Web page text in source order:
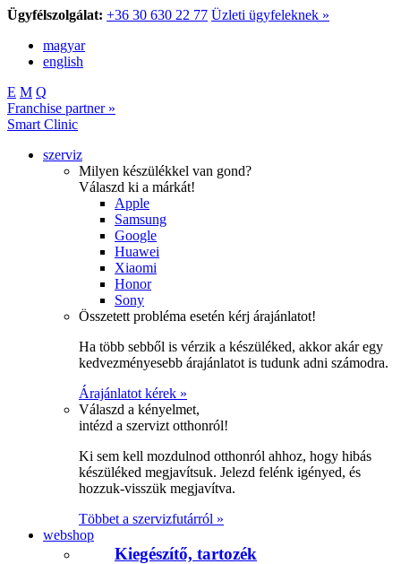
Ügyfélszolgálat: +36 30 630 22 77 Üzleti ügyfeleknek »
magyar
english
E M Q
Franchise partner »
Smart Clinic
szerviz
Milyen készülékkel van gond?
Válaszd ki a márkát!
Apple
Samsung
Google
Huawei
Xiaomi
Honor
Sony
Összetett probléma esetén kérj árajánlatot!
Ha több sebből is vérzik a készüléked, akkor akár egy
kedvezményesebb árajánlatot is tudunk adni számodra.
Árajánlatot kérek »
Válaszd a kényelmet,
intézd a szervizt otthonról!
Ki sem kell mozdulnod otthonról ahhoz, hogy hibás
készüléked megjavítsuk. Jelezd felénk igényed, és
hozzuk-visszük megjavítva.
Többet a szervizfutárról »
webshop
Kiegészítő, tartozék